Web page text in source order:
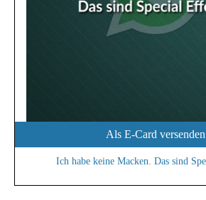
Als E-Card versenden
Ich habe keine Macken. Das sind